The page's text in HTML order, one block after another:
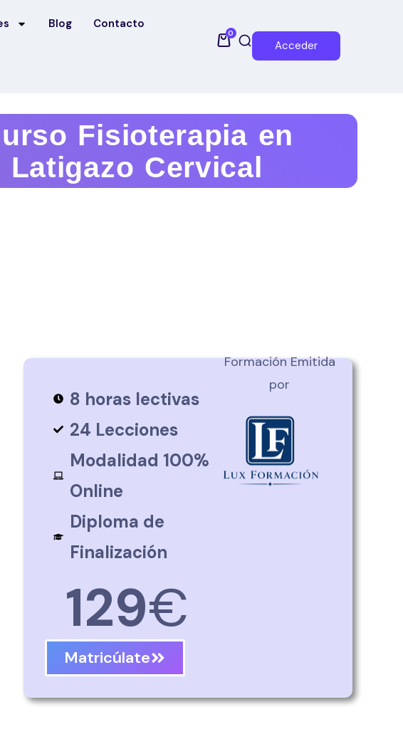
Blog Contacto
0
Acceder
Fisioterapia en
Latigazo Cervical
8 horas lectivas
24 Lecciones
Modalidad 100%
Online
Diploma de
Finalización
129€
Matricúlate
Formación Emitida
por